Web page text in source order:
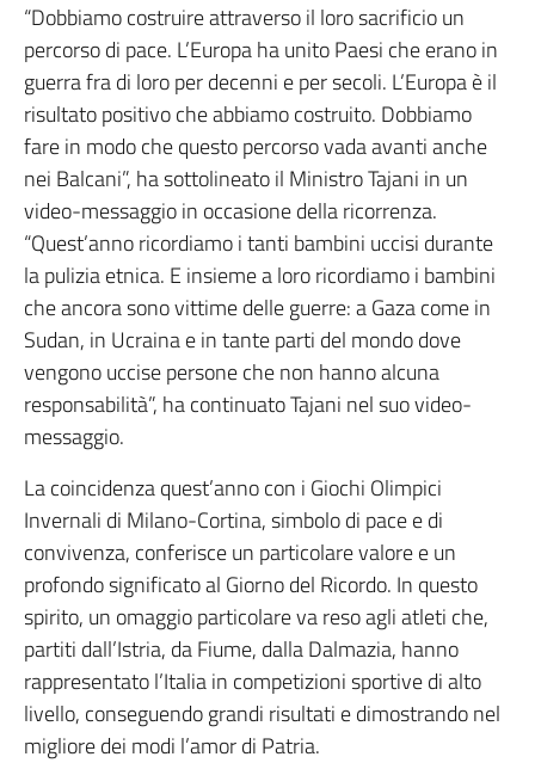
“Dobbiamo costruire attraverso il loro sacrificio un
percorso di pace. L’Europa ha unito Paesi che erano in
guerra fra di loro per decenni e per secoli. L’Europa è il
risultato positivo che abbiamo costruito. Dobbiamo
fare in modo che questo percorso vada avanti anche
nei Balcani”, ha sottolineato il Ministro Tajani in un
video-messaggio in occasione della ricorrenza.
“Quest’anno ricordiamo i tanti bambini uccisi durante
la pulizia etnica. E insieme a loro ricordiamo i bambini
che ancora sono vittime delle guerre: a Gaza come in
Sudan, in Ucraina e in tante parti del mondo dove
vengono uccise persone che non hanno alcuna
responsabilità”, ha continuato Tajani nel suo video-
messaggio.
La coincidenza quest’anno con i Giochi Olimpici
Invernali di Milano-Cortina, simbolo di pace e di
convivenza, conferisce un particolare valore e un
profondo significato al Giorno del Ricordo. In questo
spirito, un omaggio particolare va reso agli atleti che,
partiti dall’Istria, da Fiume, dalla Dalmazia, hanno
rappresentato l’Italia in competizioni sportive di alto
livello, conseguendo grandi risultati e dimostrando nel
migliore dei modi l’amor di Patria.